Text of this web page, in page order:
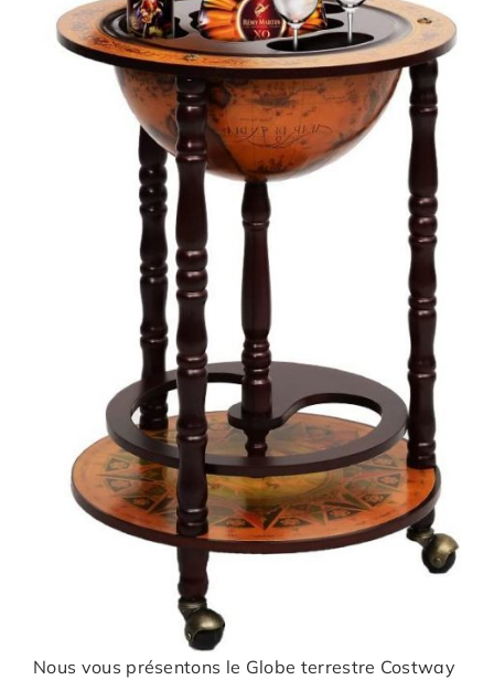
Nous vous présentons le Globe terrestre Costway